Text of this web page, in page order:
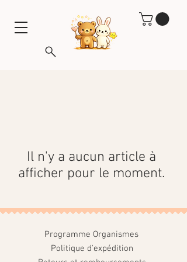
Il n'y a aucun article à
afficher pour le moment.
Programme Organismes
Politique d'expédition